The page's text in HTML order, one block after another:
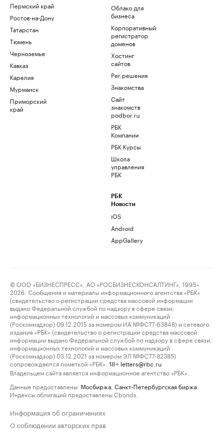
Пермский край
Ростов-на-Дону
Татарстан
Тюмень
Черноземье
Кавказ
Карелия
Мурманск
Приморский
край
Облако для
бизнеса
Корпоративный
регистратор
доменов
Хостинг
сайтов
Рег.решения
Знакомства
Сайт
знакомств
podbor.ru
РБК
Компании
РБК Курсы
Школа
управления
РБК
РБК
Новости
iOS
Android
AppGallery
© ООО «БИЗНЕСПРЕСС», АО «РОСБИЗНЕСКОНСАЛТИНГ», 1995–
2026. Сообщения и материалы информационного агентства «РБК»
(свидетельство о регистрации средства массовой информации
выдано Федеральной службой по надзору в сфере связи,
информационных технологий и массовых коммуникаций
(Роскомнадзор) 09.12.2015 за номером ИА №ФС77-63848) и сетевого
издания «РБК» (свидетельство о регистрации средства массовой
информации выдано Федеральной службой по надзору в сфере связи,
информационных технологий и массовых коммуникаций
(Роскомнадзор) 03.12.2021 за номером ЭЛ №ФС77-82385)
сопровождаются пометкой «РБК».
18+ letters@rbc.ru
Владельцем сайта является информационное агентство «РБК».
Данные предоставлены: Мосбиржа Санкт-Петербургская биржа
Индексы облигаций предоставлены Cbonds.
Информация об ограничениях
О соблюдении авторских прав